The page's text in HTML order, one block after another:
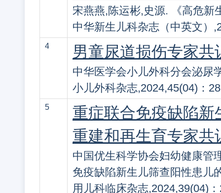
宋燕燕,陈运彬,史源. 《高危新
中华新生儿科杂志（中英文）
4 男童尿道损伤专家共
中华医学会小儿外科分会泌尿
小儿外科杂志,2024,45(04)：
5
重症联合免疫缺陷
重建和再生育专家共
中国优生科学协会妇幼健康管
免疫缺陷新生儿筛查阳性患儿
用儿科临床杂志,2024,39(04)